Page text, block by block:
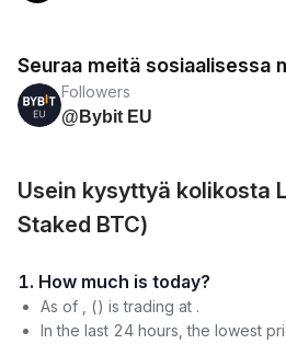
Seuraa meitä sosiaalisessa
Followers
@Bybit EU
Usein kysyttyä kolikosta
Staked BTC)
1. How much is today?
As of , () is trading at .
In the last 24 hours, the lowest